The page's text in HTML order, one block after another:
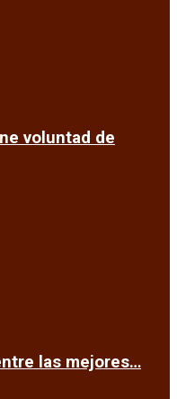
voluntad de
las mejores…